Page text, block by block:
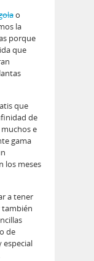
o
la
porque
que
que
de
e
gama
los meses
a tener
también
de
especial